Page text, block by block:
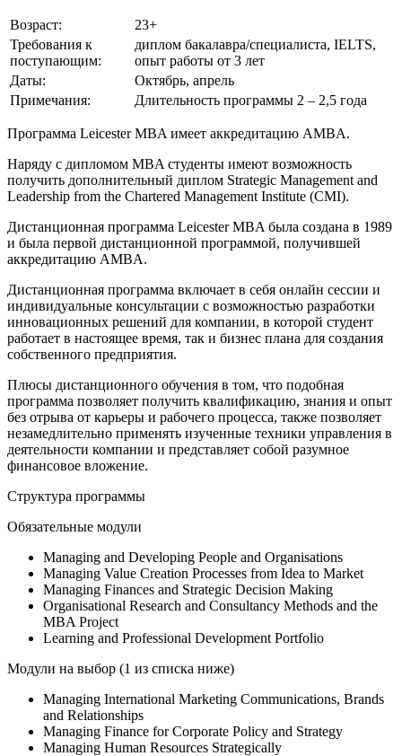
Возраст:
23+
Требования к
поступающим:
диплом бакалавра/специалиста, IELTS,
опыт работы от 3 лет
Даты:
Октябрь, апрель
Примечания:
Длительность программы 2 – 2,5 года
Программа Leicester MBA имеет аккредитацию AMBA.
Наряду с дипломом MBA студенты имеют возможность
получить дополнительный диплом Strategic Management and
Leadership from the Chartered Management Institute (CMI).
Дистанционная программа Leicester MBA была создана в 1989
и была первой дистанционной программой, получившей
аккредитацию AMBA.
Дистанционная программа включает в себя онлайн сессии и
индивидуальные консультации с возможностью разработки
инновационных решений для компании, в которой студент
работает в настоящее время, так и бизнес плана для создания
собственного предприятия.
Плюсы дистанционного обучения в том, что подобная
программа позволяет получить квалификацию, знания и опыт
без отрыва от карьеры и рабочего процесса, также позволяет
незамедлительно применять изученные техники управления в
деятельности компании и представляет собой разумное
финансовое вложение.
Структура программы
Обязательные модули
Managing and Developing People and Organisations
Managing Value Creation Processes from Idea to Market
Managing Finances and Strategic Decision Making
Organisational Research and Consultancy Methods and the
MBA Project
Learning and Professional Development Portfolio
Модули на выбор (1 из списка ниже)
Managing International Marketing Communications, Brands
and Relationships
Managing Finance for Corporate Policy and Strategy
Managing Human Resources Strategically